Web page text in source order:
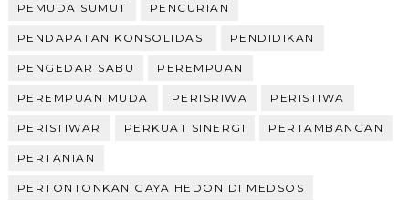
PEMUDA SUMUT PENCURIAN
PENDAPATAN KONSOLIDASI PENDIDIKAN
PENGEDAR SABU PEREMPUAN
PEREMPUAN MUDA PERISRIWA PERISTIWA
PERISTIWAR PERKUAT SINERGI PERTAMBANGAN
PERTANIAN
PERTONTONKAN GAYA HEDON DI MEDSOS